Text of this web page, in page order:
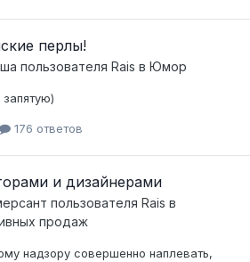
перлы!
пользователя Rais в Юмор
176 ответов
и дизайнерами
пользователя Rais в
продаж
надзору совершенно наплевать,